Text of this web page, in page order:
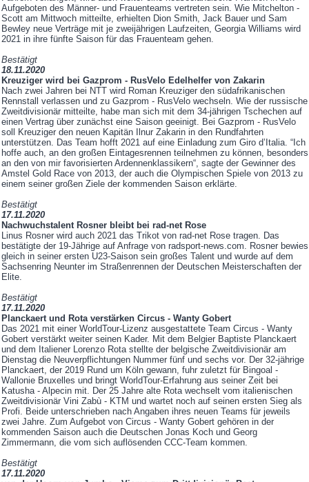
Aufgeboten des Männer- und Frauenteams vertreten sein. Wie Mitchelton -
Scott am Mittwoch mitteilte, erhielten Dion Smith, Jack Bauer und Sam
Bewley neue Verträge mit je zweijährigen Laufzeiten, Georgia Williams wird
2021 in ihre fünfte Saison für das Frauenteam gehen.
Bestätigt
18.11.2020
Kreuziger wird bei Gazprom - RusVelo Edelhelfer von Zakarin
Nach zwei Jahren bei NTT wird Roman Kreuziger den südafrikanischen
Rennstall verlassen und zu Gazprom - RusVelo wechseln. Wie der russische
Zweitdivisionär mitteilte, habe man sich mit dem 34-jährigen Tschechen auf
einen Vertrag über zunächst eine Saison geeinigt. Bei Gazprom - RusVelo
soll Kreuziger den neuen Kapitän Ilnur Zakarin in den Rundfahrten
unterstützen. Das Team hofft 2021 auf eine Einladung zum Giro d’Italia. “Ich
hoffe auch, an den großen Eintagesrennen teilnehmen zu können, besonders
an den von mir favorisierten Ardennenklassikern“, sagte der Gewinner des
Amstel Gold Race von 2013, der auch die Olympischen Spiele von 2013 zu
einem seiner großen Ziele der kommenden Saison erklärte.
Bestätigt
17.11.2020
Nachwuchstalent Rosner bleibt bei rad-net Rose
Linus Rosner wird auch 2021 das Trikot von rad-net Rose tragen. Das
bestätigte der 19-Jährige auf Anfrage von radsport-news.com. Rosner bewies
gleich in seiner ersten U23-Saison sein großes Talent und wurde auf dem
Sachsenring Neunter im Straßenrennen der Deutschen Meisterschaften der
Elite.
Bestätigt
17.11.2020
Planckaert und Rota verstärken Circus - Wanty Gobert
Das 2021 mit einer WorldTour-Lizenz ausgestattete Team Circus - Wanty
Gobert verstärkt weiter seinen Kader. Mit dem Belgier Baptiste Planckaert
und dem Italiener Lorenzo Rota stellte der belgische Zweitdivisionär am
Dienstag die Neuverpflichtungen Nummer fünf und sechs vor. Der 32-jährige
Planckaert, der 2019 Rund um Köln gewann, fuhr zuletzt für Bingoal -
Wallonie Bruxelles und bringt WorldTour-Erfahrung aus seiner Zeit bei
Katusha - Alpecin mit. Der 25 Jahre alte Rota wechselt vom italienischen
Zweitdivisionär Vini Zabù - KTM und wartet noch auf seinen ersten Sieg als
Profi. Beide unterschrieben nach Angaben ihres neuen Teams für jeweils
zwei Jahre. Zum Aufgebot von Circus - Wanty Gobert gehören in der
kommenden Saison auch die Deutschen Jonas Koch und Georg
Zimmermann, die vom sich auflösenden CCC-Team kommen.
Bestätigt
17.11.2020